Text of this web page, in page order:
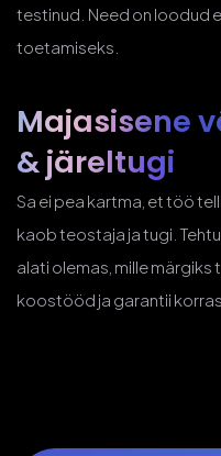
testinud. Need on loodud
toetamiseks.
Majasisene
& järeltugi
Sa ei pea kartma, et töö
kaob teostaja ja tugi.
alati olemas, mille
koostööd ja garantii